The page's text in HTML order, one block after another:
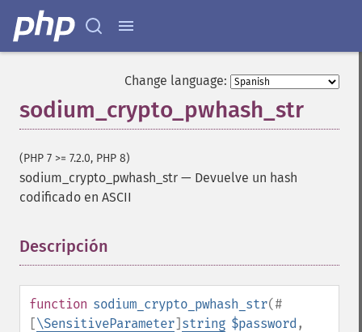
Change language:
sodium_crypto_pwhash_str
(PHP 7 >= 7.2.0, PHP 8)
sodium_crypto_pwhash_str — Devuelve un hash
codificado en ASCII
Descripción
function sodium_crypto_pwhash_str(#
[\SensitiveParameter] string $password ,